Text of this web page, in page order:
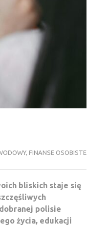
, FINANSE OSOBISTE
bliskich staje się
polisie
życia, edukacji